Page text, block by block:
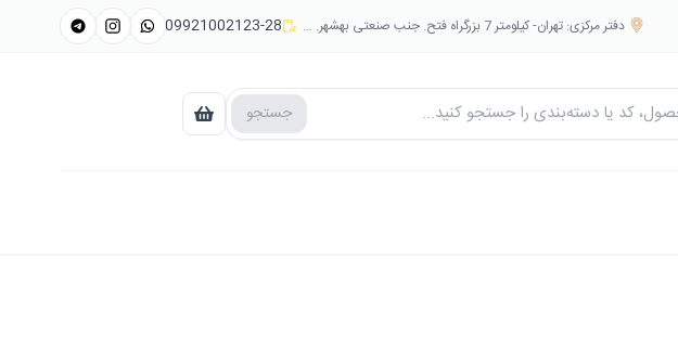
دفتر مرکزی: تهران- کیلومتر 7 بزرگراه فتح. جنب صنعتی بهشهر. هایپر نانو جهانبخش 09921002123-28
جستجو